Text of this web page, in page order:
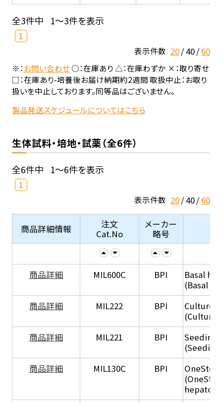
全3件中 1～3件を表示
1
表示件数 20 40 60
※：お問い合わせ○：在庫あり △：在庫わずか ×：取り寄せ
□：在庫あり-培養後お届け納期約2週間 取扱中止：お取り
扱いを中止しております。同等品はございません。
製品発送スケジュールについてはこちら
生体試料・培地・試薬（全6件）
全6件中 1～6件を表示
1
表示件数 20 40 60
商品詳細情報
注文
Cat.No
メーカー
略号
商品詳細 MIL600C BPI
Basal
(Basal
商品詳細
MIL222 BPI
Culture
(Culture
商品詳細
MIL221 BPI
Seeding
商品詳細
MIL130C BPI